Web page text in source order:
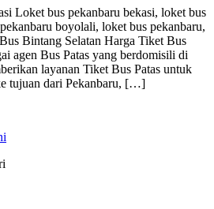
Loket bus pekanbaru bekasi, loket bus
boyolali, loket bus pekanbaru,
Bintang Selatan Harga Tiket Bus
agen Bus Patas yang berdomisili di
layanan Tiket Bus Patas untuk
tujuan dari Pekanbaru, […]